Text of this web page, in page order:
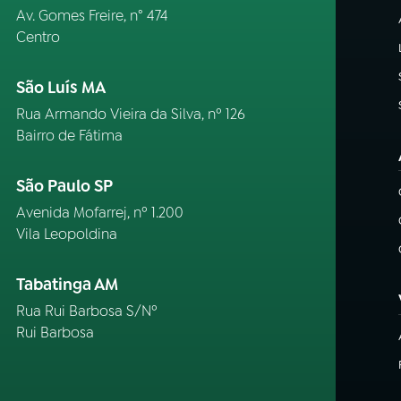
Av. Gomes Freire, n° 474
Centro
São Luís MA
Rua Armando Vieira da Silva, nº 126
Bairro de Fátima
São Paulo SP
Avenida Mofarrej, nº 1.200
Vila Leopoldina
Tabatinga AM
Rua Rui Barbosa S/Nº
Rui Barbosa